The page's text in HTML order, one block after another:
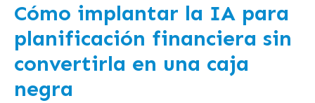
Cómo implantar la IA para
planificación financiera sin
convertirla en una caja
negra